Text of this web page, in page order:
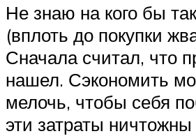
Не знаю на кого бы
(вплоть до покупки
Сначала считал, что
нашел. Сэкономить
мелочь, чтобы себя
эти затраты